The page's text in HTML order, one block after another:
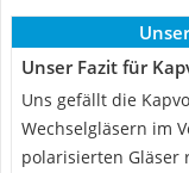
Unser Fazit für
Uns gefällt die
Wechselgläsern im
polarisierten Gläser